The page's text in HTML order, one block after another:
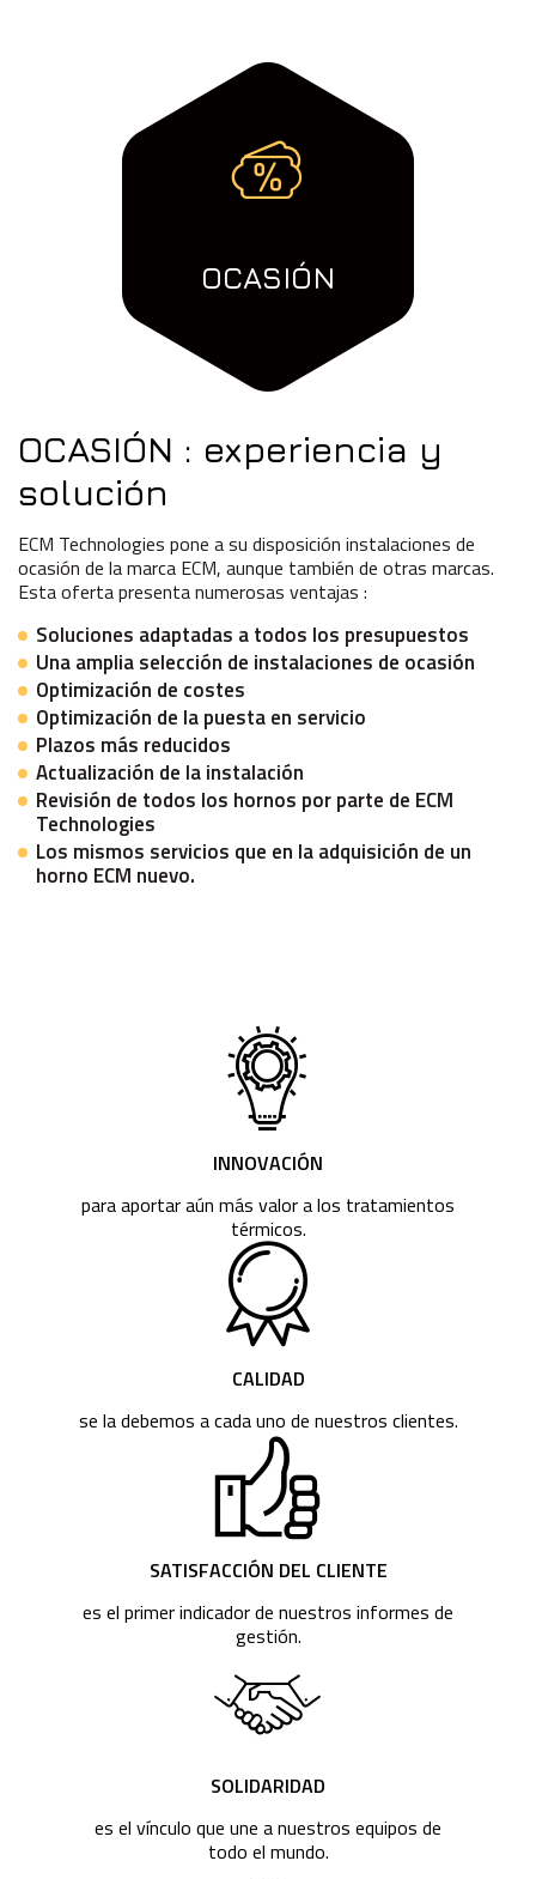
OCASIÓN
OCASIÓN : experiencia y
solución
ECM Technologies pone a su disposición instalaciones de
ocasión de la marca ECM, aunque también de otras marcas.
Esta oferta presenta numerosas ventajas :
Soluciones adaptadas a todos los presupuestos
Una amplia selección de instalaciones de ocasión
Optimización de costes
Optimización de la puesta en servicio
Plazos más reducidos
Actualización de la instalación
Revisión de todos los hornos por parte de ECM
Technologies
Los mismos servicios que en la adquisición de un
horno ECM nuevo.
INNOVACIÓN
para aportar aún más valor a los tratamientos
térmicos.
CALIDAD
se la debemos a cada uno de nuestros clientes.
SATISFACCIÓN DEL CLIENTE
es el primer indicador de nuestros informes de
gestión.
SOLIDARIDAD
es el vínculo que une a nuestros equipos de
todo el mundo.